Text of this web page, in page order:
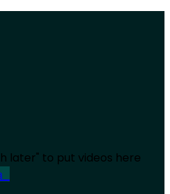
later" to put videos here